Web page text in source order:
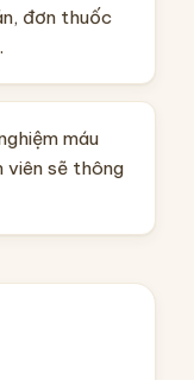
đơn thuốc
máu
viên sẽ thông